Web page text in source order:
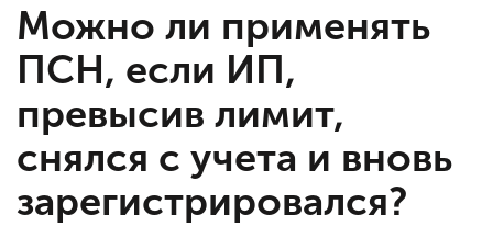
Можно ли применять
ПСН, если ИП,
превысив лимит,
снялся с учета и вновь
зарегистрировался?